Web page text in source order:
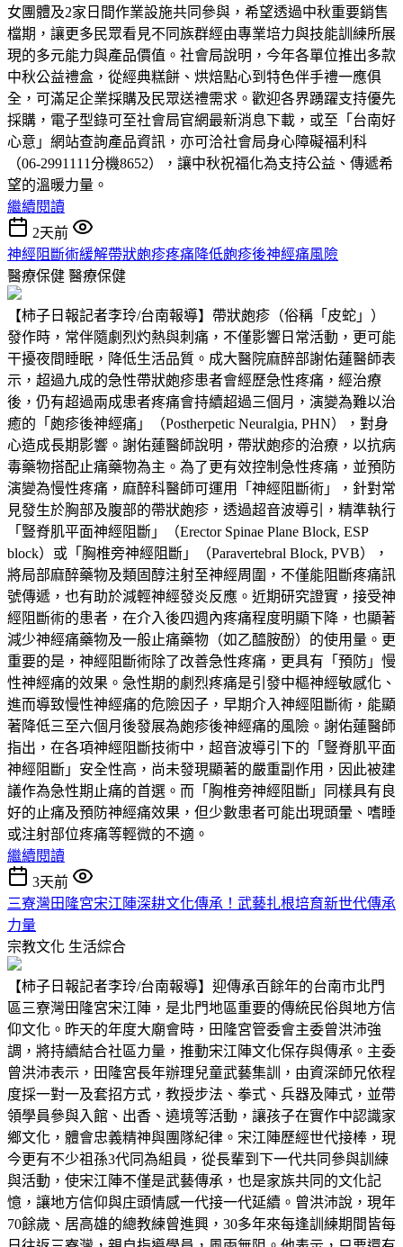
女團體及2家日間作業設施共同參與，希望透過中秋重要銷售
檔期，讓更多民眾看見不同族群經由專業培力與技能訓練所展
現的多元能力與產品價值。社會局說明，今年各單位推出多款
中秋公益禮盒，從經典糕餅、烘焙點心到特色伴手禮一應俱
全，可滿足企業採購及民眾送禮需求。歡迎各界踴躍支持優先
採購，電子型錄可至社會局官網最新消息下載，或至「台南好
心意」網站查詢產品資訊，亦可洽社會局身心障礙福利科
（06-2991111分機8652），讓中秋祝福化為支持公益、傳遞希
望的溫暖力量。
繼續閱讀
2天前
神經阻斷術緩解帶狀皰疹疼痛降低皰疹後神經痛風險
醫療保健 醫療保健
【柿子日報記者李玲/台南報導】帶狀皰疹（俗稱「皮蛇」）
發作時，常伴隨劇烈灼熱與刺痛，不僅影響日常活動，更可能
干擾夜間睡眠，降低生活品質。成大醫院麻醉部謝佑蓮醫師表
示，超過九成的急性帶狀皰疹患者會經歷急性疼痛，經治療
後，仍有超過兩成患者疼痛會持續超過三個月，演變為難以治
癒的「皰疹後神經痛」（Postherpetic Neuralgia, PHN），對身
心造成長期影響。謝佑蓮醫師說明，帶狀皰疹的治療，以抗病
毒藥物搭配止痛藥物為主。為了更有效控制急性疼痛，並預防
演變為慢性疼痛，麻醉科醫師可運用「神經阻斷術」，針對常
見發生於胸部及腹部的帶狀皰疹，透過超音波導引，精準執行
「豎脊肌平面神經阻斷」（Erector Spinae Plane Block, ESP
block）或「胸椎旁神經阻斷」（Paravertebral Block, PVB），
將局部麻醉藥物及類固醇注射至神經周圍，不僅能阻斷疼痛訊
號傳遞，也有助於減輕神經發炎反應。近期研究證實，接受神
經阻斷術的患者，在介入後四週內疼痛程度明顯下降，也顯著
減少神經痛藥物及一般止痛藥物（如乙醯胺酚）的使用量。更
重要的是，神經阻斷術除了改善急性疼痛，更具有「預防」慢
性神經痛的效果。急性期的劇烈疼痛是引發中樞神經敏感化、
進而導致慢性神經痛的危險因子，早期介入神經阻斷術，能顯
著降低三至六個月後發展為皰疹後神經痛的風險。謝佑蓮醫師
指出，在各項神經阻斷技術中，超音波導引下的「豎脊肌平面
神經阻斷」安全性高，尚未發現顯著的嚴重副作用，因此被建
議作為急性期止痛的首選。而「胸椎旁神經阻斷」同樣具有良
好的止痛及預防神經痛效果，但少數患者可能出現頭暈、嗜睡
或注射部位疼痛等輕微的不適。
繼續閱讀
3天前
三寮灣田隆宮宋江陣深耕文化傳承！武藝扎根培育新世代傳承
力量
宗教文化 生活綜合
【柿子日報記者李玲/台南報導】迎傳承百餘年的台南市北門
區三寮灣田隆宮宋江陣，是北門地區重要的傳統民俗與地方信
仰文化。昨天的年度大廟會時，田隆宮管委會主委曾洪沛強
調，將持續結合社區力量，推動宋江陣文化保存與傳承。主委
曾洪沛表示，田隆宮長年辦理兒童武藝集訓，由資深師兄依程
度採一對一及套招方式，教授步法、拳式、兵器及陣式，並帶
領學員參與入館、出香、遶境等活動，讓孩子在實作中認識家
鄉文化，體會忠義精神與團隊紀律。宋江陣歷經世代接棒，現
今更有不少祖孫3代同為組員，從長輩到下一代共同參與訓練
與活動，使宋江陣不僅是武藝傳承，也是家族共同的文化記
憶，讓地方信仰與庄頭情感一代接一代延續。曾洪沛說，現年
70餘歲、居高雄的總教練曾進興，30多年來每逢訓練期間皆每